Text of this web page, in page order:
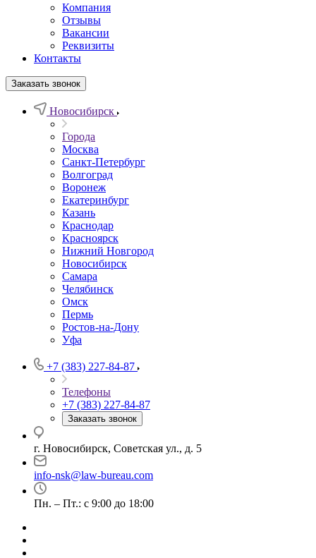
Компания
Отзывы
Вакансии
Реквизиты
Контакты
Заказать звонок
Новосибирск
Города
Москва
Санкт-Петербург
Волгоград
Воронеж
Екатеринбург
Казань
Краснодар
Красноярск
Нижний Новгород
Новосибирск
Самара
Челябинск
Омск
Пермь
Ростов-на-Дону
Уфа
+7 (383) 227-84-87
Телефоны
+7 (383) 227-84-87
Заказать звонок
г. Новосибирск, Советская ул., д. 5
info-nsk@law-bureau.com
Пн. – Пт.: с 9:00 до 18:00